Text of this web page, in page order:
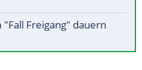
Freigang" dauern